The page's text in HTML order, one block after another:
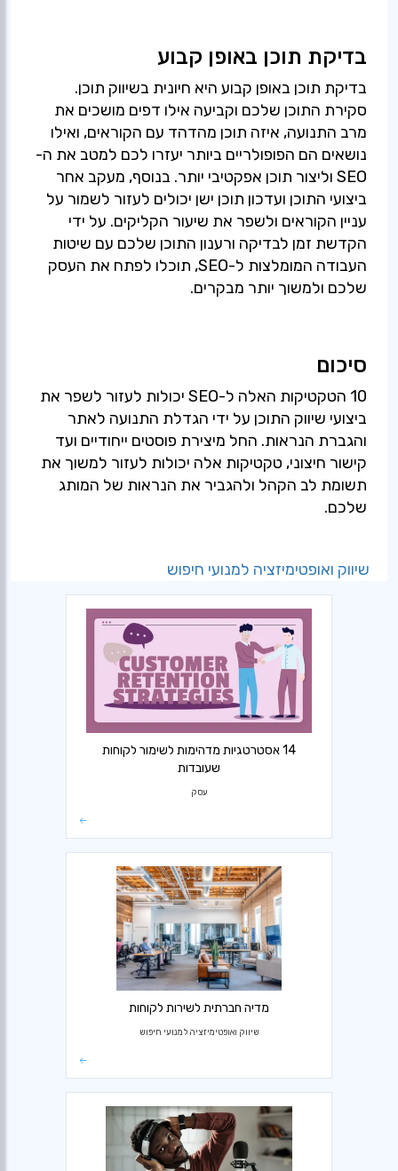
בדיקת תוכן באופן קבוע
בדיקת תוכן באופן קבוע היא חיונית בשיווק תוכן.
סקירת התוכן שלכם וקביעה אילו דפים מושכים את
מרב התנועה, איזה תוכן מהדהד עם הקוראים, ואילו
נושאים הם הפופולריים ביותר יעזרו לכם למטב את ה-
SEO וליצור תוכן אפקטיבי יותר. בנוסף, מעקב אחר
ביצועי התוכן ועדכון תוכן ישן יכולים לעזור לשמור על
עניין הקוראים ולשפר את שיעור הקליקים. על ידי
הקדשת זמן לבדיקה ורענון התוכן שלכם עם שיטות
העבודה המומלצות ל-SEO, תוכלו לפתח את העסק
שלכם ולמשוך יותר מבקרים.
סיכום
10 הטקטיקות האלה ל-SEO יכולות לעזור לשפר את
ביצועי שיווק התוכן על ידי הגדלת התנועה לאתר
והגברת הנראות. החל מיצירת פוסטים ייחודיים ועד
קישור חיצוני, טקטיקות אלה יכולות לעזור למשוך את
תשומת לב הקהל ולהגביר את הנראות של המותג
שלכם.
שיווק ואופטימיזציה למנועי חיפוש
14 אסטרטגיות מדהימות לשימור לקוחות
שעובדות
עסק
מדיה חברתית לשירות לקוחות
שיווק ואופטימיזציה למנועי חיפוש